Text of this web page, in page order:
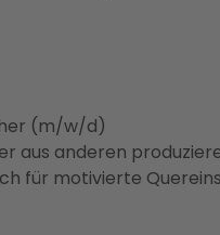
(m/w/d)
aus anderen
für motivierte